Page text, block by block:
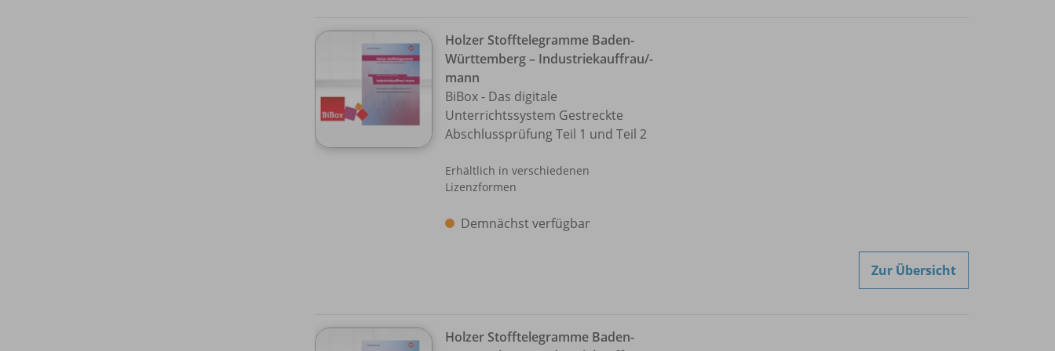
Holzer Stofftelegramme Baden-
Württemberg – Industriekauffrau/-
mann
BiBox - Das digitale
Unterrichtssystem Gestreckte
Abschlussprüfung Teil 1 und Teil 2
Erhältlich in verschiedenen
Lizenzformen
Demnächst verfügbar
Zur Übersicht
Holzer Stofftelegramme Baden-